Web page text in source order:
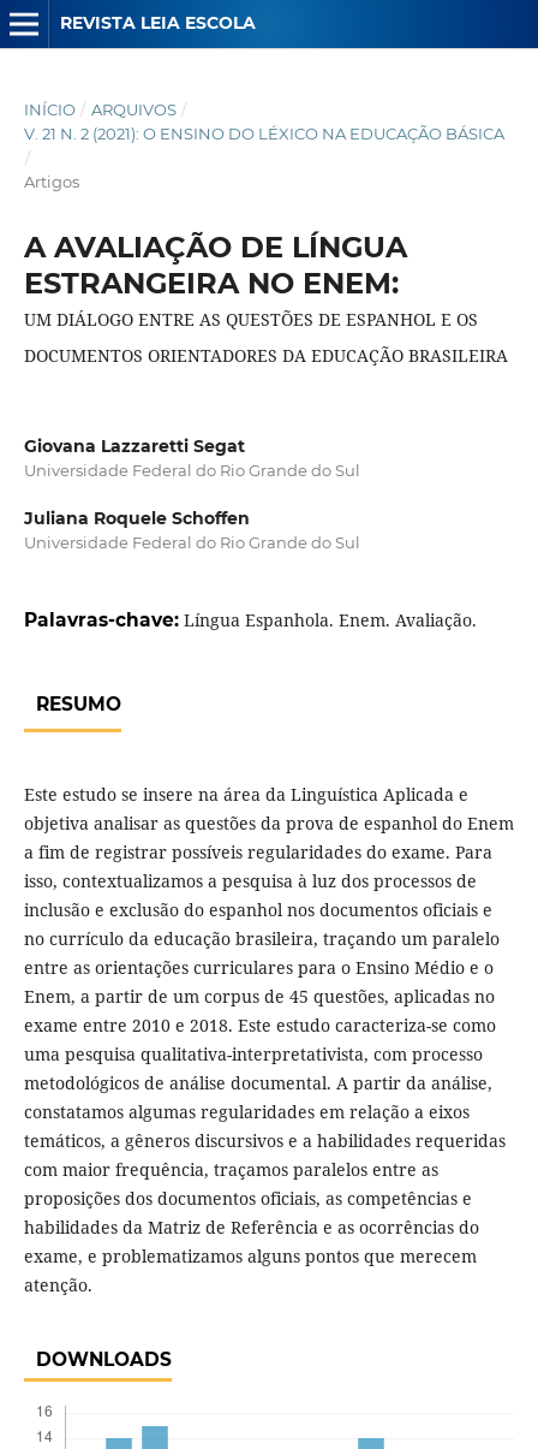
REVISTA LEIA ESCOLA
INÍCIO / ARQUIVOS /
V. 21 N. 2 (2021): O ENSINO DO LÉXICO NA EDUCAÇÃO BÁSICA
/
Artigos
A AVALIAÇÃO DE LÍNGUA
ESTRANGEIRA NO ENEM:
UM DIÁLOGO ENTRE AS QUESTÕES DE ESPANHOL E OS
DOCUMENTOS ORIENTADORES DA EDUCAÇÃO BRASILEIRA
Giovana Lazzaretti Segat
Universidade Federal do Rio Grande do Sul
Juliana Roquele Schoffen
Universidade Federal do Rio Grande do Sul
Palavras-chave: Língua Espanhola. Enem. Avaliação.
RESUMO
Este estudo se insere na área da Linguística Aplicada e
objetiva analisar as questões da prova de espanhol do Enem
a fim de registrar possíveis regularidades do exame. Para
isso, contextualizamos a pesquisa à luz dos processos de
inclusão e exclusão do espanhol nos documentos oficiais e
no currículo da educação brasileira, traçando um paralelo
entre as orientações curriculares para o Ensino Médio e o
Enem, a partir de um corpus de 45 questões, aplicadas no
exame entre 2010 e 2018. Este estudo caracteriza-se como
uma pesquisa qualitativa-interpretativista, com processo
metodológicos de análise documental. A partir da análise,
constatamos algumas regularidades em relação a eixos
temáticos, a gêneros discursivos e a habilidades requeridas
com maior frequência, traçamos paralelos entre as
proposições dos documentos oficiais, as competências e
habilidades da Matriz de Referência e as ocorrências do
exame, e problematizamos alguns pontos que merecem
atenção.
DOWNLOADS